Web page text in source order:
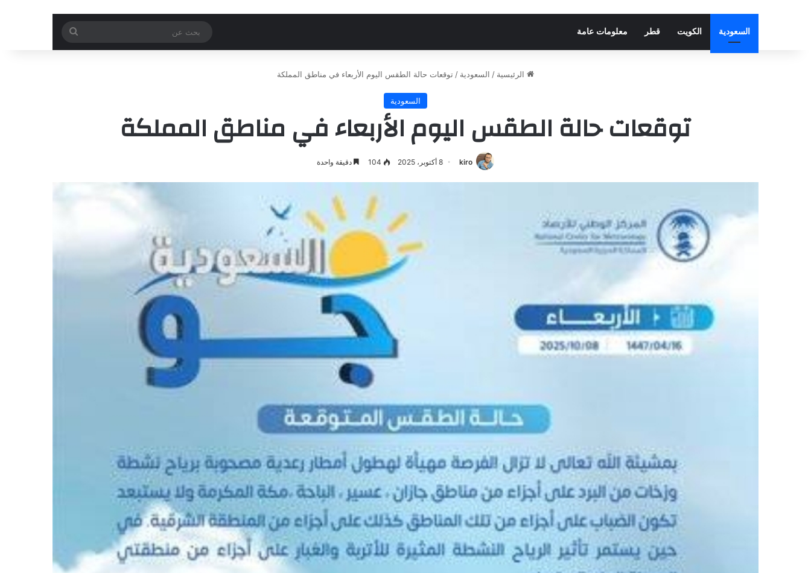
السعودية الكويت قطر معلومات عامة
عن
الرئيسية / السعودية / توقعات حالة الطقس اليوم الأربعاء في مناطق المملكة
السعودية
توقعات حالة الطقس اليوم الأربعاء في مناطق المملكة
kiro 8 أكتوبر، 2025 104 دقيقة واحدة